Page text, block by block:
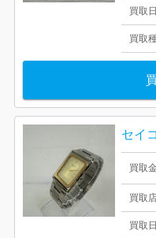
買取日
買取
買取
買取
買取日